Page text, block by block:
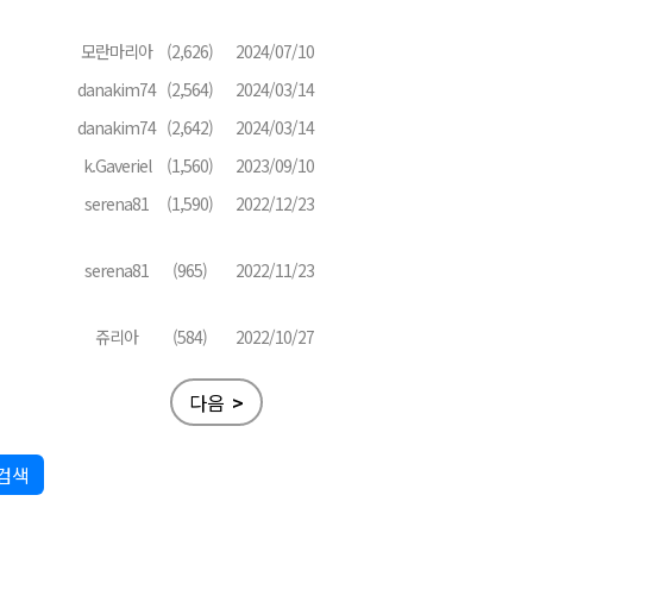
모란마리아 (2,626) 2024/07/10
danakim74 (2,564) 2024/03/14
danakim74 (2,642) 2024/03/14
k.Gaveriel (1,560) 2023/09/10
serena81 (1,590) 2022/12/23
serena81 (965) 2022/11/23
쥬리아 (584) 2022/10/27
다음 >